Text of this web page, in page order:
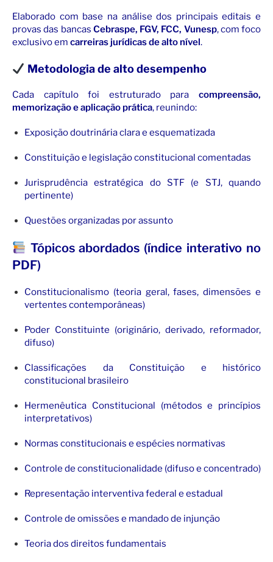
Elaborado com base na análise dos principais editais e
provas das bancas Cebraspe, FGV, FCC, Vunesp, com foco
exclusivo em carreiras jurídicas de alto nível.
Metodologia de alto desempenho
Cada capítulo foi estruturado para compreensão,
memorização e aplicação prática, reunindo:
Exposição doutrinária clara e esquematizada
Constituição e legislação constitucional comentadas
Jurisprudência estratégica do STF (e STJ, quando
pertinente)
Questões organizadas por assunto
Tópicos abordados (índice interativo no
PDF)
Constitucionalismo (teoria geral, fases, dimensões e
vertentes contemporâneas)
Poder Constituinte (originário, derivado, reformador,
difuso)
Classificações da Constituição e histórico
constitucional brasileiro
Hermenêutica Constitucional (métodos e princípios
interpretativos)
Normas constitucionais e espécies normativas
Controle de constitucionalidade (difuso e concentrado)
Representação interventiva federal e estadual
Controle de omissões e mandado de injunção
Teoria dos direitos fundamentais